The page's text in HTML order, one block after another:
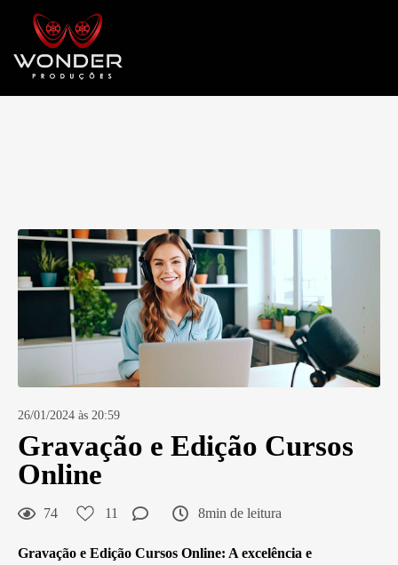
26/01/2024 às 20:59
Gravação e Edição Cursos
Online
74 11 8min de leitura
Gravação e Edição Cursos Online: A excelência e